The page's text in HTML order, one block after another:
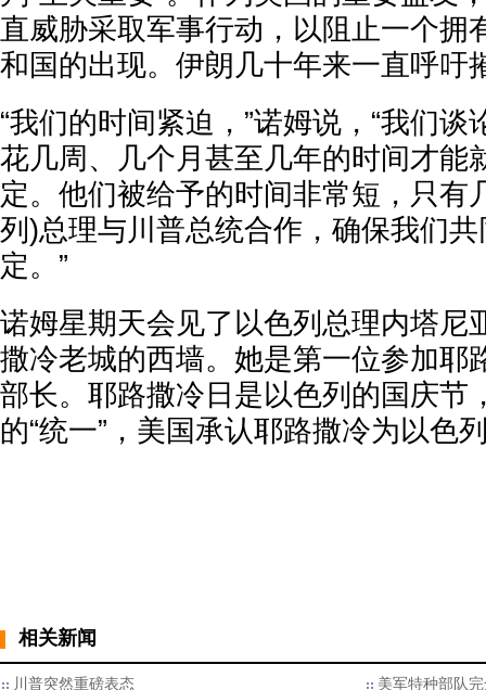
直威胁采取军事行动，以阻止一个拥
和国的出现。伊朗几十年来一直呼吁
“我们的时间紧迫，”诺姆说，“我们
花几周、几个月甚至几年的时间才能
定。他们被给予的时间非常短，只有
列)总理与川普总统合作，确保我们
定。”
诺姆星期天会见了以色列总理内塔尼
撒冷老城的西墙。她是第一位参加耶
部长。耶路撒冷日是以色列的国庆节
的“统一”，美国承认耶路撒冷为以色
相关新闻
川普突然重磅表态
美军特种部队